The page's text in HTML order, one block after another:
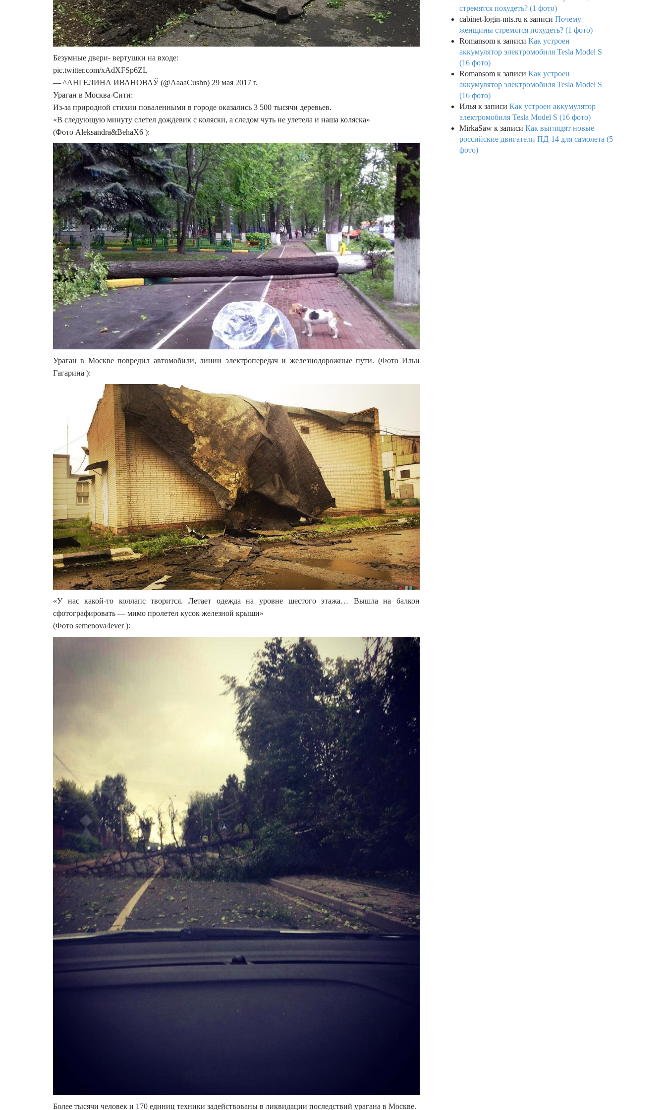
Безумные двери- вертушки на входе:
pic.twitter.com/xAdXFSp6ZL
— ^АНГЕЛИНА ИВАНОВАЎ (@AaaaCushn) 29 мая 2017 г.
Ураган в Москва-Сити:
Из-за природной стихии поваленными в городе оказались 3 500 тысячи деревьев.
«В следующую минуту слетел дождевик с коляски, а следом чуть не улетела и наша коляска»
(Фото Aleksandra&BehaX6 ):
Ураган в Москве повредил автомобили, линии электропередач и железнодорожные пути. (Фото Ильи
Гагарина ):
«У нас какой-то коллапс творится. Летает одежда на уровне шестого этажа… Вышла на балкон
сфотографировать — мимо пролетел кусок железной крыши»
(Фото semenova4ever ):
Более тысячи человек и 170 единиц техники задействованы в ликвидации последствий урагана в Москве.
стремятся похудеть? (1 фото)
cabinet-login-mts.ru к записи Почему
женщины стремятся похудеть? (1 фото)
Romansom к записи Как устроен
аккумулятор электромобиля Tesla Model S
(16 фото)
Romansom к записи Как устроен
аккумулятор электромобиля Tesla Model S
(16 фото)
Илья к записи Как устроен аккумулятор
электромобиля Tesla Model S (16 фото)
MirkaSaw к записи Как выглядят новые
российские двигатели ПД-14 для самолета (5
фото)